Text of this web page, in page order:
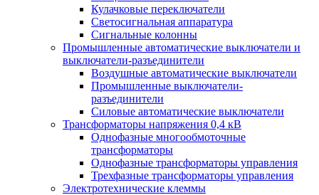
Кулачковые переключатели
Светосигнальная аппаратура
Сигнальные колонны
Промышленные автоматические выключатели и
выключатели-разъединители
Воздушные автоматические выключатели
Промышленные выключатели-
разъединители
Силовые автоматические выключатели
Трансформаторы напряжения 0,4 кВ
Однофазные многообмоточные
трансформаторы
Однофазные трансформаторы управления
Трехфазные трансформаторы управления
Электротехнические клеммы